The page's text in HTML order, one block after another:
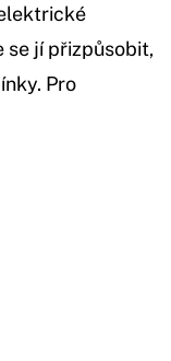
se jí přizpůsobit,
Pro